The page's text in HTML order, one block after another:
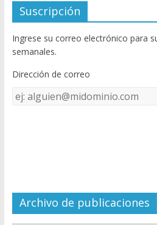
e
b
o
o
k
itt
er
u
T
u
e
C
el
Suscripción
Ingrese su correo electrónico para
semanales.
Dirección de correo
Dirección
de
Archivo de publicaciones